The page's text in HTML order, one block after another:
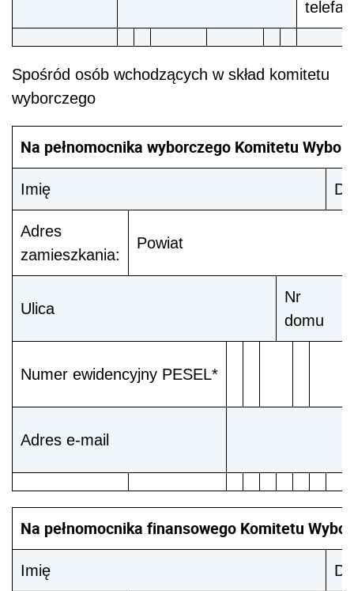
Spośród osób wchodzących w skład komitetu
wyborczego
Na pełnomocnika wyborczego Komitetu
Imię
Adres
zamieszkania:
Powiat
Ulica
Nr
domu
Numer ewidencyjny PESEL*
Adres e-mail
Na pełnomocnika finansowego Komitetu
Imię